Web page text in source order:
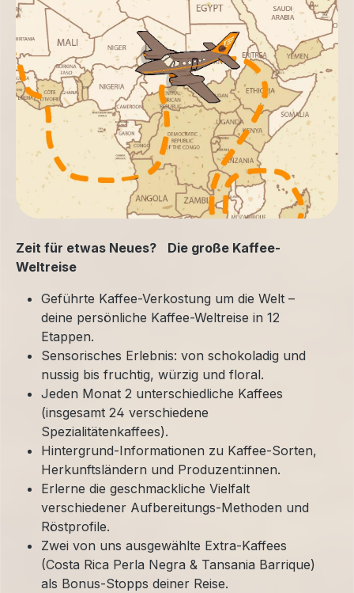
Zeit für etwas Neues? Die große Kaffee-
Weltreise
Geführte Kaffee-Verkostung um die Welt –
deine persönliche Kaffee-Weltreise in 12
Etappen.
Sensorisches Erlebnis: von schokoladig und
nussig bis fruchtig, würzig und floral.
Jeden Monat 2 unterschiedliche Kaffees
(insgesamt 24 verschiedene
Spezialitätenkaffees).
Hintergrund-Informationen zu Kaffee-Sorten,
Herkunftsländern und Produzent:innen.
Erlerne die geschmackliche Vielfalt
verschiedener Aufbereitungs-Methoden und
Röstprofile.
Zwei von uns ausgewählte Extra-Kaffees
(Costa Rica Perla Negra & Tansania Barrique)
als Bonus-Stopps deiner Reise.